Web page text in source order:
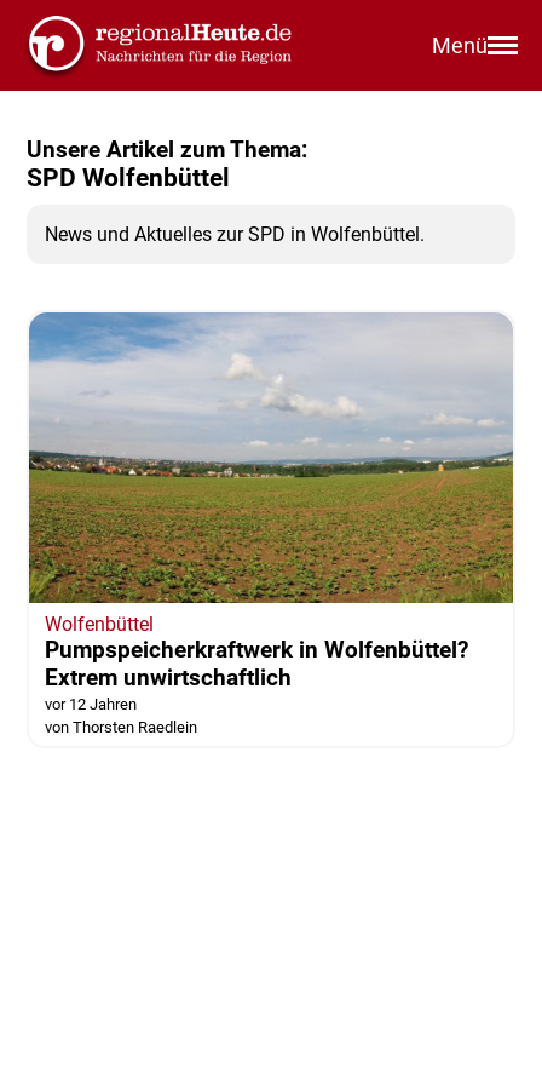
Menü
Unsere Artikel zum Thema:
SPD Wolfenbüttel
News und Aktuelles zur SPD in Wolfenbüttel.
Wolfenbüttel
Pumpspeicherkraftwerk in Wolfenbüttel?
Extrem unwirtschaftlich
vor 12 Jahren
von Thorsten Raedlein